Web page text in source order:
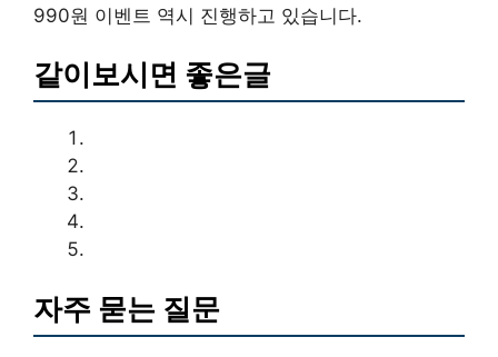
990원 이벤트 역시 진행하고 있습니다.
같이보시면 좋은글
자주 묻는 질문